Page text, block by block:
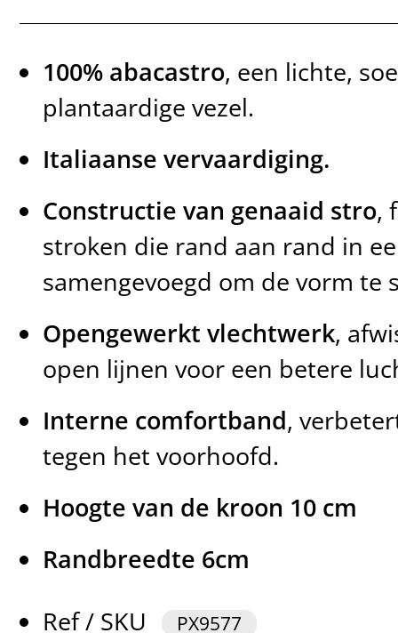
100% abacastro, een lichte,
plantaardige vezel.
Italiaanse vervaardiging.
Constructie van genaaid stro,
stroken die rand aan rand in
samengevoegd om de vorm te
Opengewerkt vlechtwerk,
open lijnen voor een betere
Interne comfortband,
tegen het voorhoofd.
Hoogte van de kroon 10 cm
Randbreedte 6cm
Ref / SKU
PX9577